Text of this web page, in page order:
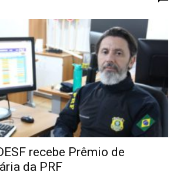
recebe Prêmio de
da PRF